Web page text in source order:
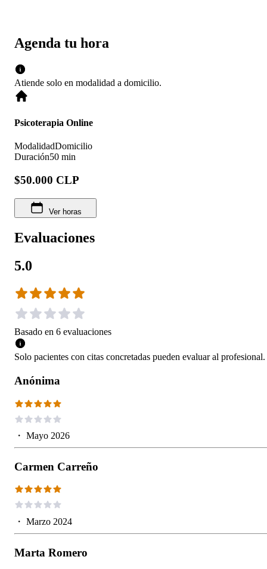
Agenda tu hora
Atiende solo en modalidad a domicilio.
Psicoterapia Online
ModalidadDomicilio
Duración50 min
$50.000 CLP
Ver horas
Evaluaciones
5.0
Basado en 6 evaluaciones
Solo pacientes con citas concretadas pueden evaluar al profesional.
Anónima
・ Mayo 2026
Carmen Carreño
・ Marzo 2024
Marta Romero